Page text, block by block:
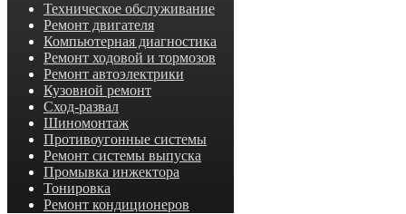
Техническое обслуживание
Ремонт двигателя
Компьютерная диагностика
Ремонт ходовой и тормозов
Ремонт автоэлектрики
Кузовной ремонт
Сход-развал
Шиномонтаж
Противоугонные системы
Ремонт системы выпуска
Промывка инжектора
Тонировка
Ремонт кондиционеров